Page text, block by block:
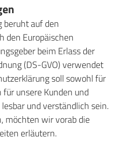
beruht auf den
den Europäischen
beim Erlass der
(DS-GVO) verwendet
soll sowohl für
unsere Kunden und
und verständlich sein.
möchten wir vorab die
erläutern.